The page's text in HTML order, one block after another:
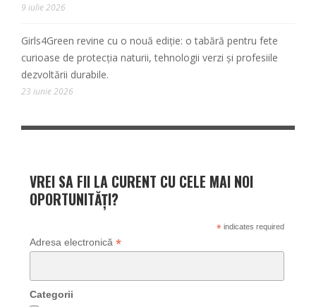
9 iulie 2026
Girls4Green revine cu o nouă ediție: o tabără pentru fete
curioase de protecția naturii, tehnologii verzi și profesiile
dezvoltării durabile.
23 iunie 2026
VREI SA FII LA CURENT CU CELE MAI NOI
OPORTUNITĂȚI?
*indicates required
Adresa electronică *
Categorii